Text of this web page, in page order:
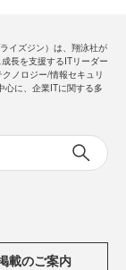
イズジン）は、翔泳社が
長を支援するITリーダー
ノロジー/情報セキュリ
心に、企業ITに関する多
載のご案内